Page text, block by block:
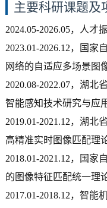
主要科研课题及
2024.05-2026.05，人
2023.01-2026.12，国
网络的自适应多场景图
2020.08-2022.07，湖
智能感知技术研究与应
2019.01-2021.12，湖
高精准实时图像匹配理
2018.01-2021.12，国
的图像特征匹配统一理
2017.01-2018.12，智